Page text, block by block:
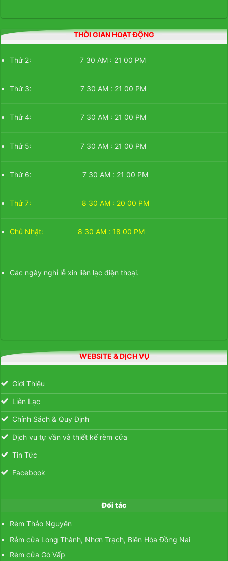
THỜI GIAN HOẠT ĐỘNG
Thứ 2: 7 30 AM : 21 00 PM
Thứ 3: 7 30 AM : 21 00 PM
Thứ 4: 7 30 AM : 21 00 PM
Thứ 5: 7 30 AM : 21 00 PM
Thứ 6: 7 30 AM : 21 00 PM
Thứ 7: 8 30 AM : 20 00 PM
Chủ Nhật: 8 30 AM : 18 00 PM
Các ngày nghỉ lễ xin liên lạc điện thoại.
WEBSITE & DỊCH VỤ
Giới Thiệu
Liên Lạc
Chính Sách & Quy Định
Dịch vu tự vần và thiết kế rèm cửa
Tin Tức
Facebook
Đối tác
Rèm Thảo Nguyên
Rẻm cửa Long Thành, Nhơn Trạch, Biên Hòa Đồng Nai
Rèm cửa Gò Vấp